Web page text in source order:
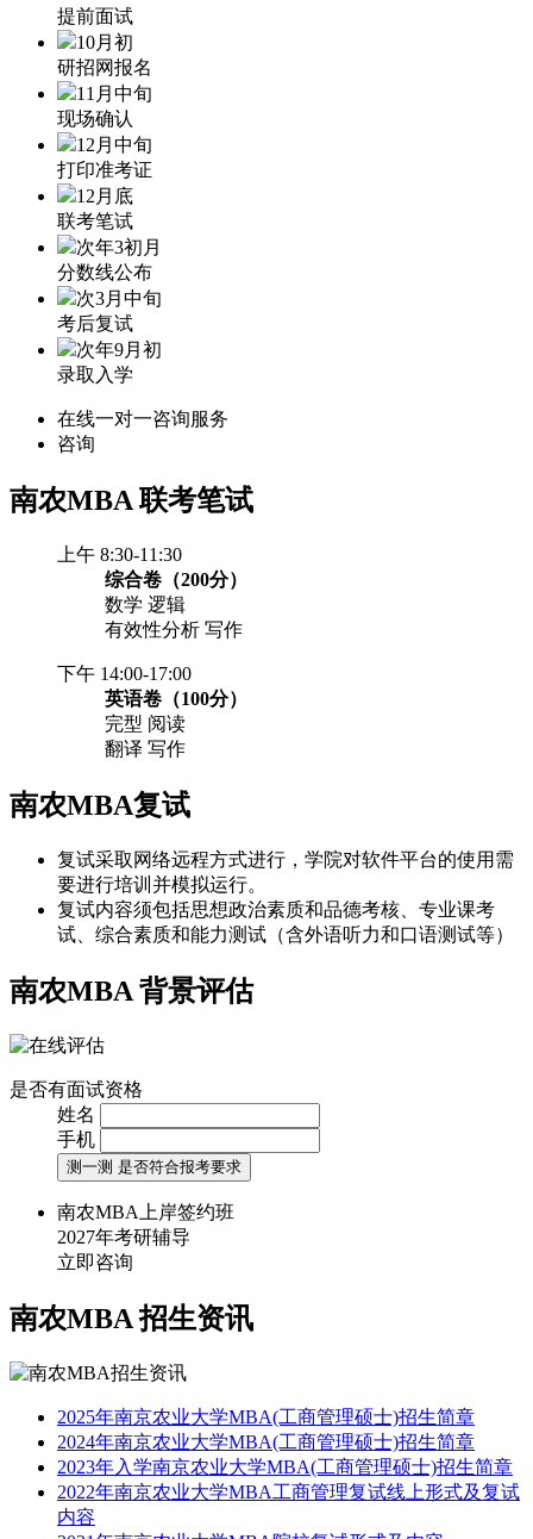
提前面试
10月初
研招网报名
11月中旬
现场确认
12月中旬
打印准考证
12月底
联考笔试
次年3初月
分数线公布
次3月中旬
考后复试
次年9月初
录取入学
在线一对一咨询服务
咨询
南农MBA联考笔试
上午 8:30-11:30
综合卷（200分）
数学 逻辑
有效性分析 写作
下午 14:00-17:00
英语卷（100分）
完型 阅读
翻译 写作
南农MBA复试
复试采取网络远程方式进行，学院对软件平台的使用需
要进行培训并模拟运行。
复试内容须包括思想政治素质和品德考核、专业课考
试、综合素质和能力测试（含外语听力和口语测试等）
南农MBA 背景评估
是否有面试资格
姓名
手机
测一测 是否符合报考要求
南农MBA上岸签约班
2027年考研辅导
立即咨询
南农MBA招生资讯
2025年南京农业大学MBA(工商管理硕士)招生简章
2024年南京农业大学MBA(工商管理硕士)招生简章
2023年入学南京农业大学MBA(工商管理硕士)招生简章
2022年南京农业大学MBA工商管理复试线上形式及复试
内容